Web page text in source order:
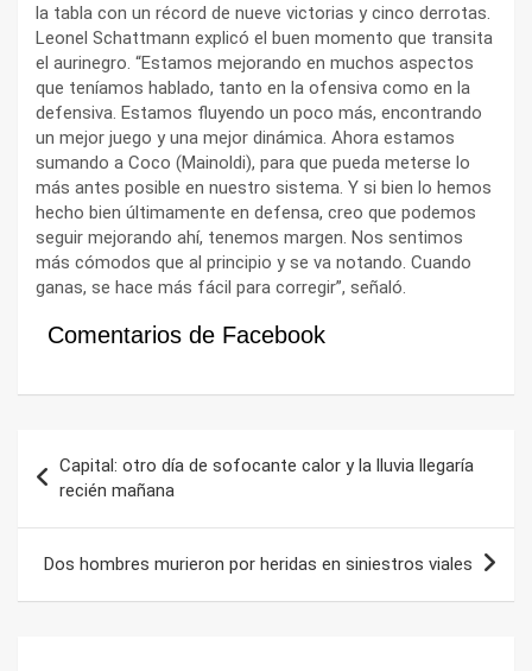
la tabla con un récord de nueve victorias y cinco derrotas.
Leonel Schattmann explicó el buen momento que transita
el aurinegro. “Estamos mejorando en muchos aspectos
que teníamos hablado, tanto en la ofensiva como en la
defensiva. Estamos fluyendo un poco más, encontrando
un mejor juego y una mejor dinámica. Ahora estamos
sumando a Coco (Mainoldi), para que pueda meterse lo
más antes posible en nuestro sistema. Y si bien lo hemos
hecho bien últimamente en defensa, creo que podemos
seguir mejorando ahí, tenemos margen. Nos sentimos
más cómodos que al principio y se va notando. Cuando
ganas, se hace más fácil para corregir”, señaló.
Comentarios de Facebook
de
entradas
Capital: otro día de sofocante calor y la lluvia llegaría
recién mañana
Dos hombres murieron por heridas en siniestros viales